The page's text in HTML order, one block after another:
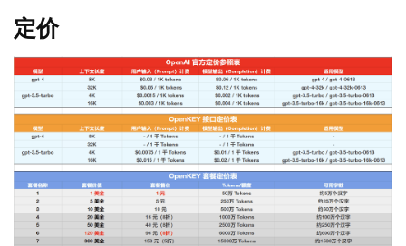
定价